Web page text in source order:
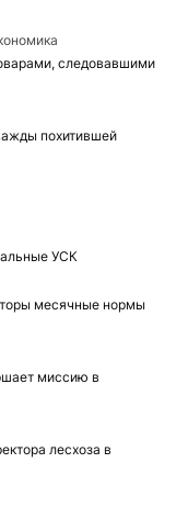
следовавшими
похитившей
УСК
месячные нормы
миссию в
лесхоза в